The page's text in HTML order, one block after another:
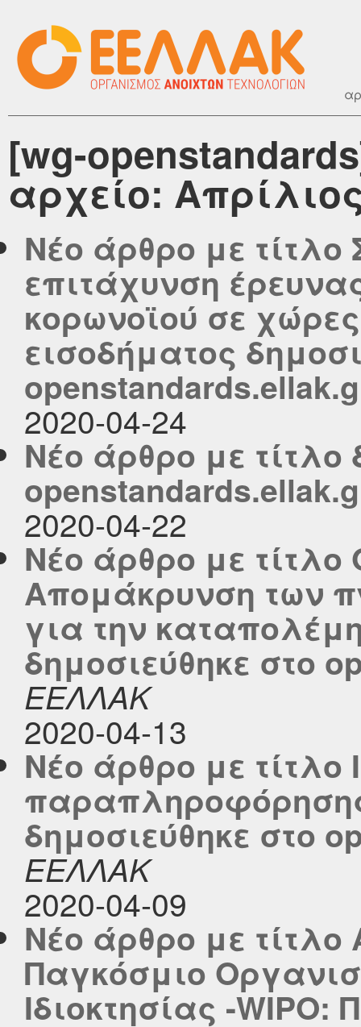
[wg-
αρχείο:
Νέο άρθρο με
επιτάχυνση
κορωνοϊού σε
εισοδήματος
2020-04-24
Νέο άρθρο με τίτλο
2020-04-22
Νέο άρθρο με τίτλο
Απομάκρυνση των
για την
δημοσιεύθηκε στο
ΕΕΛΛΑΚ
2020-04-13
Νέο άρθρο με
δημοσιεύθηκε στο
ΕΕΛΛΑΚ
2020-04-09
Νέο άρθρο με τίτλο
Παγκόσμιο
Ιδιοκτησίας -WIPO: